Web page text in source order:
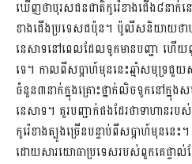
ឃើញថាបុរសជនជាតិកូរ៉េខាងជើង៨នា
ខាងជើងប្រទេសជប៉ុន។ ប៉ូលីសនិយាយថា
នេសាទនៅពេលដែលទូកមានបញ្ហា ហើយ
ទេ។ កាលពីសប្តាហ៍មុននេះឆ្មាំសមុទ្រជួយ
ចំនួន៣នាក់ក្នុងគ្រោះថ្នាក់លិចទូកនៅក្នុ
នេសាទ។ គួរបញ្ជាក់ផងដែរថាទាហានរ
កូរ៉េខាងត្បូងច្រើនបន្ទាប់ពីសប្តាហ៍មុននេ
ដោយសារយោធាប្រទេសរបស់ពួកគេផ្ទាល់